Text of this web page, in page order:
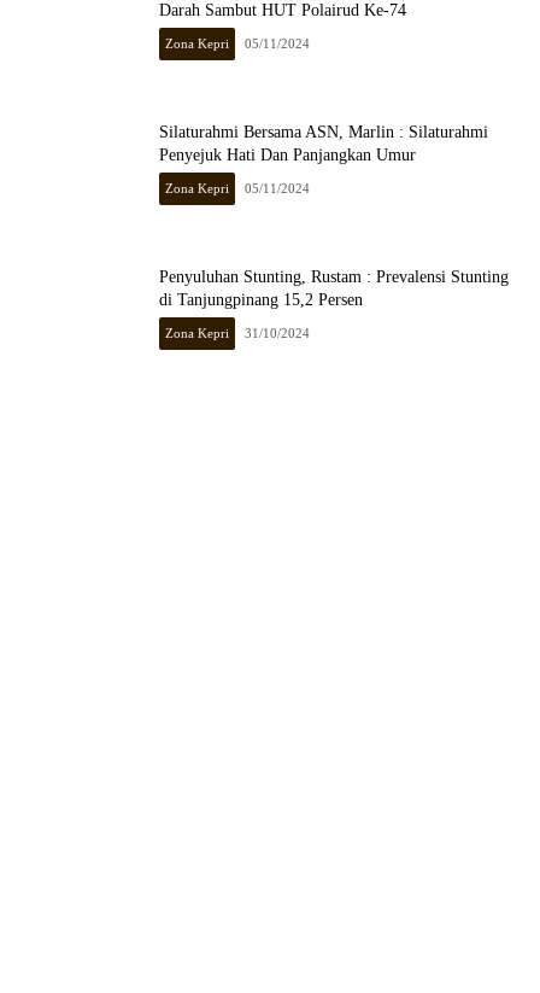
Darah Sambut HUT Polairud Ke-74
Zona Kepri 05/11/2024
Silaturahmi Bersama ASN, Marlin : Silaturahmi
Penyejuk Hati Dan Panjangkan Umur
Zona Kepri 05/11/2024
Penyuluhan Stunting, Rustam : Prevalensi Stunting
di Tanjungpinang 15,2 Persen
Zona Kepri 31/10/2024